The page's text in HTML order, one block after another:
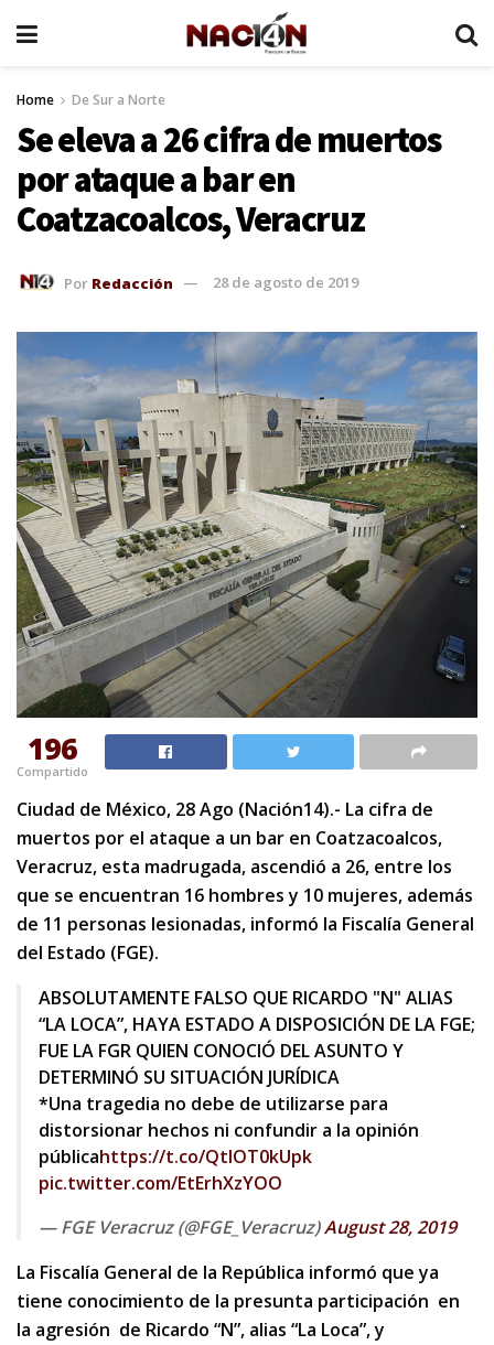
Home De Sur a Norte
Se eleva a 26 cifra de muertos
por ataque a bar en
Coatzacoalcos, Veracruz
Por Redacción 28 de agosto de 2019
196
Compartido
Ciudad de México, 28 Ago (Nación14).- La cifra de
muertos por el ataque a un bar en Coatzacoalcos,
Veracruz, esta madrugada, ascendió a 26, entre los
que se encuentran 16 hombres y 10 mujeres, además
de 11 personas lesionadas, informó la Fiscalía General
del Estado (FGE).
ABSOLUTAMENTE FALSO QUE RICARDO "N" ALIAS
“LA LOCA”, HAYA ESTADO A DISPOSICIÓN DE LA FGE;
FUE LA FGR QUIEN CONOCIÓ DEL ASUNTO Y
DETERMINÓ SU SITUACIÓN JURÍDICA
*Una tragedia no debe de utilizarse para
distorsionar hechos ni confundir a la opinión
públicahttps://t.co/QtlOT0kUpk
pic.twitter.com/EtErhXzYOO
— FGE Veracruz (@FGE_Veracruz)August 28, 2019
La Fiscalía General de la República informó que ya
tiene conocimiento de la presunta participación en
la agresión de Ricardo “N”, alias “La Loca”, y